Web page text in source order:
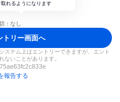
取れるようになります
：なし
トリー画面へ
ステム上はエントリーできますが、エント
ないことがあります。
報告する